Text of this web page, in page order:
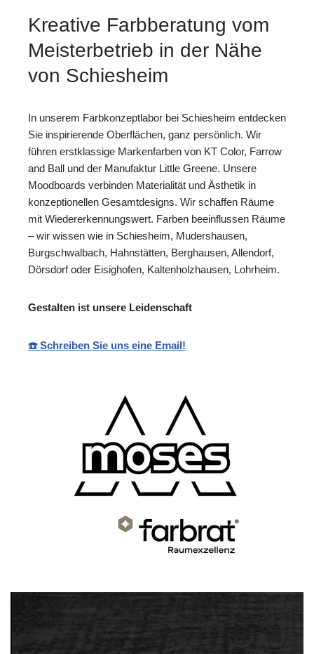
Kreative Farbberatung vom
Meisterbetrieb in der Nähe
von Schiesheim
In unserem Farbkonzeptlabor bei Schiesheim entdecken
Sie inspirierende Oberflächen, ganz persönlich. Wir
führen erstklassige Markenfarben von KT Color, Farrow
and Ball und der Manufaktur Little Greene. Unsere
Moodboards verbinden Materialität und Ästhetik in
konzeptionellen Gesamtdesigns. Wir schaffen Räume
mit Wiedererkennungswert. Farben beeinflussen Räume
– wir wissen wie in Schiesheim, Mudershausen,
Burgschwalbach, Hahnstätten, Berghausen, Allendorf,
Dörsdorf oder Eisighofen, Kaltenholzhausen, Lohrheim.
Gestalten ist unsere Leidenschaft
☎️ Schreiben Sie uns eine Email!